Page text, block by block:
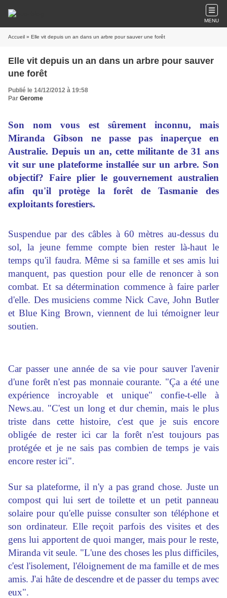
MENU
Accueil » Elle vit depuis un an dans un arbre pour sauver une forêt
Elle vit depuis un an dans un arbre pour sauver
une forêt
Publié le 14/12/2012 à 19:58
Par Gerome
Son nom vous est sûrement inconnu, mais
Miranda Gibson ne passe pas inaperçue en
Australie. Depuis un an, cette militante de 31 ans
vit sur une plateforme installée sur un arbre. Son
objectif? Faire plier le gouvernement australien
afin qu'il protège la forêt de Tasmanie des
exploitants forestiers.
Suspendue par des câbles à 60 mètres au-dessus du
sol, la jeune femme compte bien rester là-haut le
temps qu'il faudra. Même si sa famille et ses amis lui
manquent, pas question pour elle de renoncer à son
combat. Et sa détermination commence à faire parler
d'elle. Des musiciens comme Nick Cave, John Butler
et Blue King Brown, viennent de lui témoigner leur
soutien.
Car passer une année de sa vie pour sauver l'avenir
d'une forêt n'est pas monnaie courante. "Ça a été une
expérience incroyable et unique" confie-t-elle à
News.au. "C'est un long et dur chemin, mais le plus
triste dans cette histoire, c'est que je suis encore
obligée de rester ici car la forêt n'est toujours pas
protégée et je ne sais pas combien de temps je vais
encore rester ici".
Sur sa plateforme, il n'y a pas grand chose. Juste un
compost qui lui sert de toilette et un petit panneau
solaire pour qu'elle puisse consulter son téléphone et
son ordinateur. Elle reçoit parfois des visites et des
gens lui apportent de quoi manger, mais pour le reste,
Miranda vit seule. "L'une des choses les plus difficiles,
c'est l'isolement, l'éloignement de ma famille et de mes
amis. J'ai hâte de descendre et de passer du temps avec
eux".